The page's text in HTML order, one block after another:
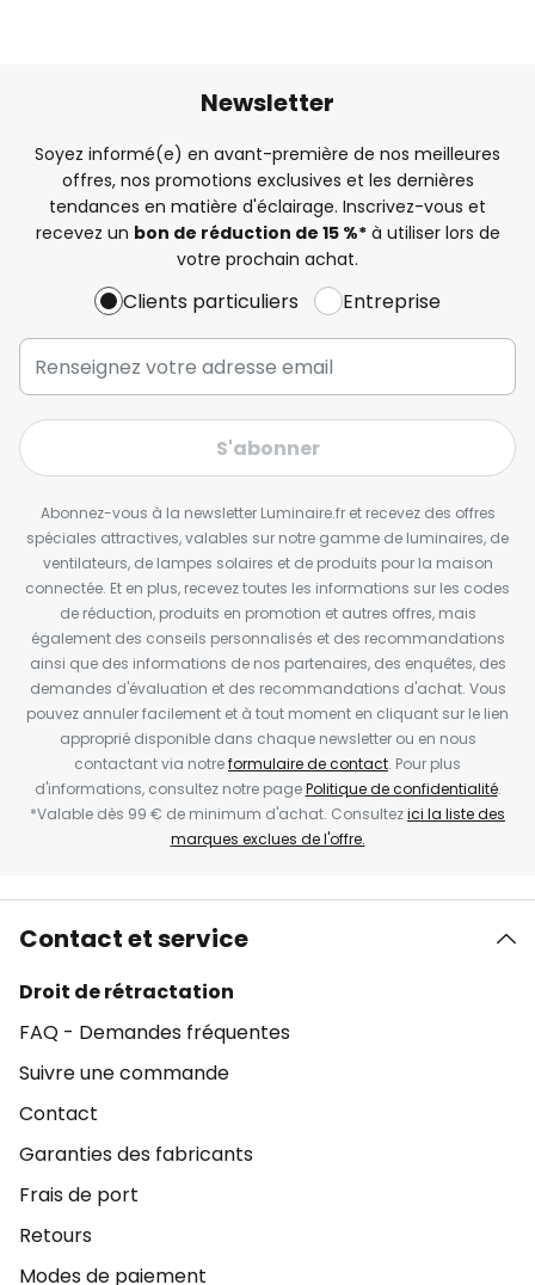
Newsletter
Soyez informé(e) en avant-première de nos meilleures
offres, nos promotions exclusives et les dernières
tendances en matière d'éclairage. Inscrivez-vous et
recevez un bon de réduction de 15 %*à utiliser lors de
votre prochain achat.
Clients particuliers Entreprise
S'abonner
Abonnez-vous à la newsletter Luminaire.fr et recevez des offres
spéciales attractives, valables sur notre gamme de luminaires, de
ventilateurs, de lampes solaires et de produits pour la maison
connectée. Et en plus, recevez toutes les informations sur les codes
de réduction, produits en promotion et autres offres, mais
également des conseils personnalisés et des recommandations
ainsi que des informations de nos partenaires, des enquêtes, des
demandes d'évaluation et des recommandations d'achat. Vous
pouvez annuler facilement et à tout moment en cliquant sur le lien
approprié disponible dans chaque newsletter ou en nous
contactant via notreformulaire de contact. Pour plus
d'informations, consultez notre pagePolitique de confidentialité.
*Valable dès 99 € de minimum d'achat. Consultezici la liste des
marques exclues de l'offre.
Contact et service
Droit de rétractation
FAQ - Demandes fréquentes
Suivre une commande
Contact
Garanties des fabricants
Frais de port
Retours
Modes de paiement